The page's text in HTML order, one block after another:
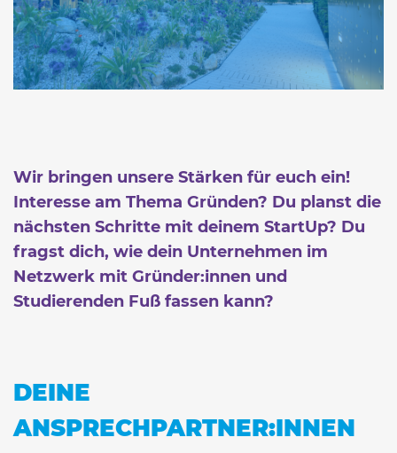
Wir bringen unsere Stärken für euch ein!
Interesse am Thema Gründen? Du planst die
nächsten Schritte mit deinem StartUp? Du
fragst dich, wie dein Unternehmen im
Netzwerk mit Gründer:innen und
Studierenden Fuß fassen kann?
DEINE
ANSPRECHPARTNER:INNEN